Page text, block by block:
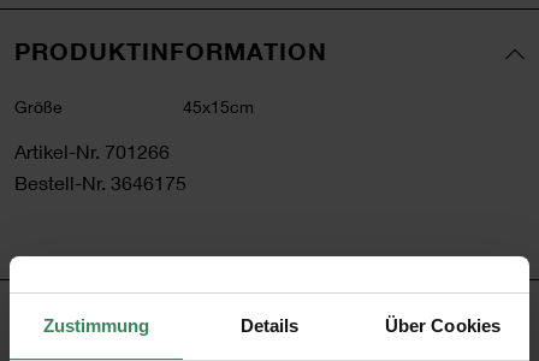
Zustimmung Details Über Cookies
PRODUKTINFORMATION
Größe 45x15cm
Artikel-Nr. 701266
Bestell-Nr. 3646175
PRODUKTBESCHREIBUNG